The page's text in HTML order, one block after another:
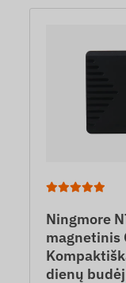
Ningmore
magnetinis
dienų